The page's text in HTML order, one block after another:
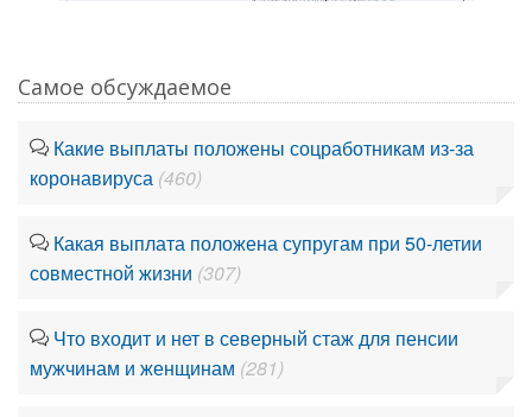
Самое обсуждаемое
Какие выплаты положены соцработникам из-за
коронавируса (460)
Какая выплата положена супругам при 50-летии
совместной жизни (307)
Что входит и нет в северный стаж для пенсии
мужчинам и женщинам (281)